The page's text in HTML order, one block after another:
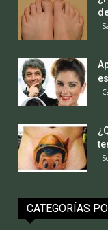
CATEGORÍAS